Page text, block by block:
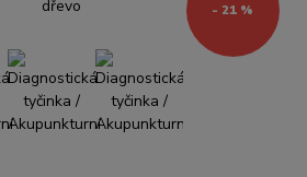
- 21 %